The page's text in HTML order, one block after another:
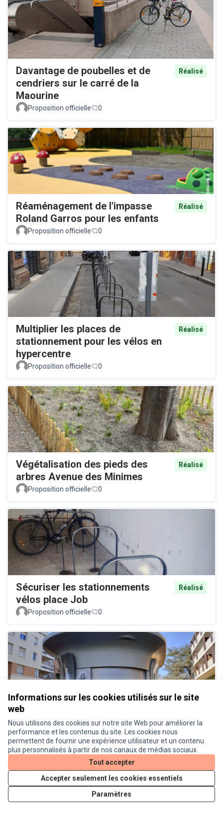
Informations sur les cookies utilisés sur le site
web
Nous utilisons des cookies sur notre site Web pour améliorer la
performance et les contenus du site. Les cookies nous
permettent de fournir une expérience utilisateur et un contenu
plus personnalisés à partir de nos canaux de médias sociaux.
Tout accepter
Accepter seulement les cookies essentiels
Paramètres
Davantage de poubelles et de
cendriers sur le carré de la
Maourine
Réalisé
Proposition officielle 0
Réaménagement de l'impasse
Roland Garros pour les enfants
Réalisé
Proposition officielle 0
Multiplier les places de
stationnement pour les vélos en
hypercentre
Réalisé
Proposition officielle 0
Végétalisation des pieds des
arbres Avenue des Minimes
Réalisé
Proposition officielle 0
Sécuriser les stationnements
vélos place Job
Réalisé
Proposition officielle 0
Réinstaller des toilettes publiques
à proximité de la place Job
Proposition officielle 0